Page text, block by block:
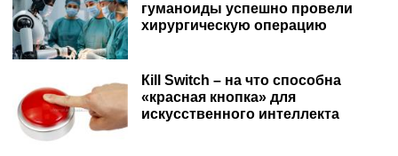
гуманоиды успешно провели
хирургическую операцию
Кill Switch – на что способна
«красная кнопка» для
искусственного интеллекта